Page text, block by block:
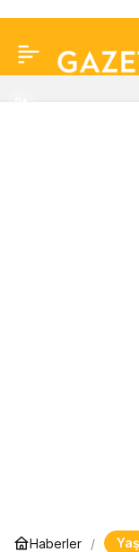
Haberler
iddiaları sonrası…